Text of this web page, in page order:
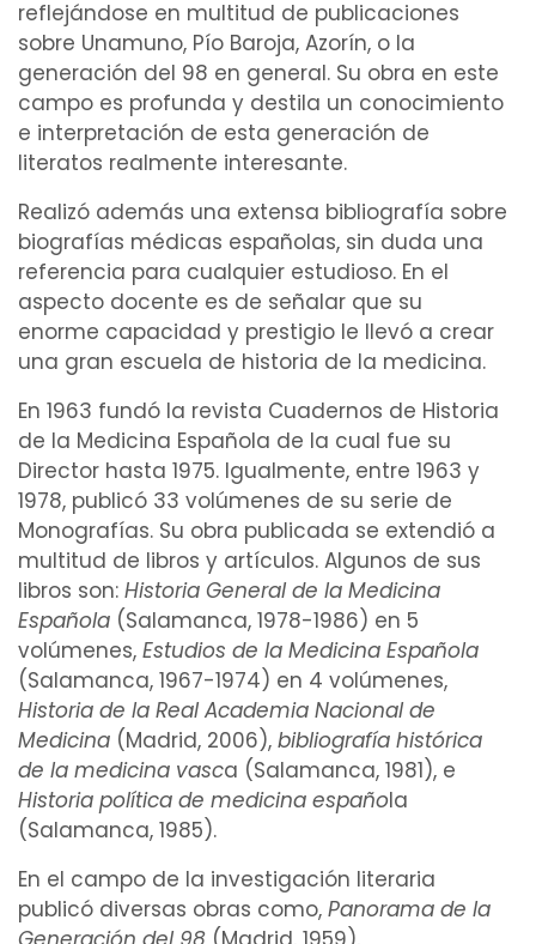
reflejándose en multitud de publicaciones
sobre Unamuno, Pío Baroja, Azorín, o la
generación del 98 en general. Su obra en este
campo es profunda y destila un conocimiento
e interpretación de esta generación de
literatos realmente interesante.
Realizó además una extensa bibliografía sobre
biografías médicas españolas, sin duda una
referencia para cualquier estudioso. En el
aspecto docente es de señalar que su
enorme capacidad y prestigio le llevó a crear
una gran escuela de historia de la medicina.
En 1963 fundó la revista Cuadernos de Historia
de la Medicina Española de la cual fue su
Director hasta 1975. Igualmente, entre 1963 y
1978, publicó 33 volúmenes de su serie de
Monografías. Su obra publicada se extendió a
multitud de libros y artículos. Algunos de sus
libros son: Historia General de la Medicina
Española (Salamanca, 1978-1986) en 5
volúmenes, Estudios de la Medicina Española
(Salamanca, 1967-1974) en 4 volúmenes,
Historia de la Real Academia Nacional de
Medicina (Madrid, 2006), bibliografía histórica
de la medicina vasca (Salamanca, 1981), e
Historia política de medicina española
(Salamanca, 1985).
En el campo de la investigación literaria
publicó diversas obras como, Panorama de la